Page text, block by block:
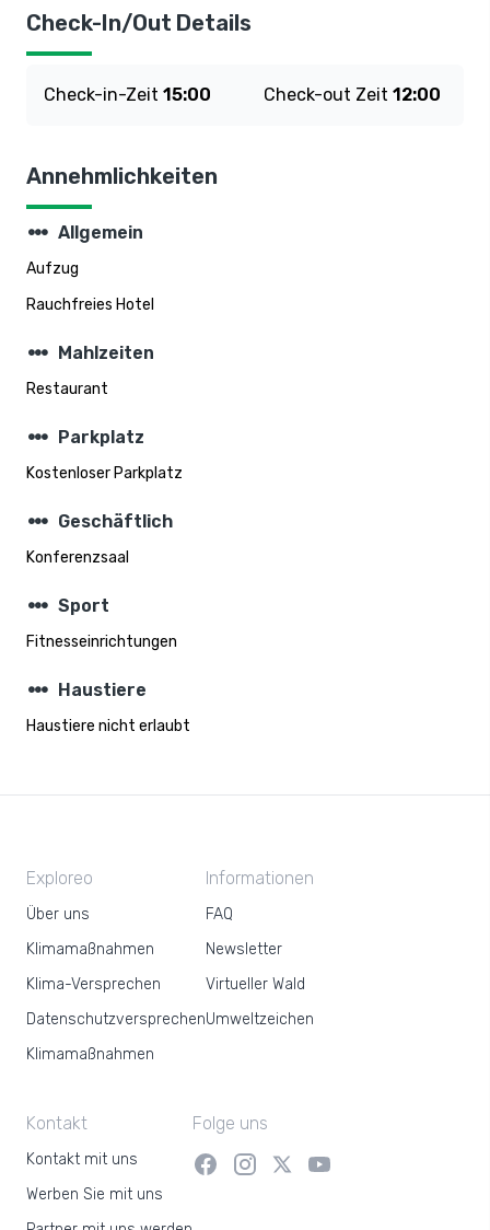
Check-In/Out Details
Check-in-Zeit 15:00 Check-out Zeit 12:00
Annehmlichkeiten
steppers Allgemein
Aufzug
Rauchfreies Hotel
steppers Mahlzeiten
Restaurant
steppers Parkplatz
Kostenloser Parkplatz
steppers Geschäftlich
Konferenzsaal
steppers Sport
Fitnesseinrichtungen
steppers Haustiere
Haustiere nicht erlaubt
Exploreo
Über uns
Klimamaßnahmen
Klima-Versprechen
Datenschutzversprechen
Klimamaßnahmen
Informationen
FAQ
Newsletter
Virtueller Wald
Umweltzeichen
Kontakt
Kontakt mit uns
Werben Sie mit uns
Folge uns